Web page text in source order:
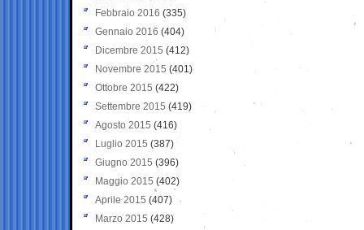
Febbraio 2016 (335)
Gennaio 2016 (404)
Dicembre 2015 (412)
Novembre 2015 (401)
Ottobre 2015 (422)
Settembre 2015 (419)
Agosto 2015 (416)
Luglio 2015 (387)
Giugno 2015 (396)
Maggio 2015 (402)
Aprile 2015 (407)
Marzo 2015 (428)